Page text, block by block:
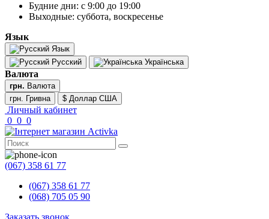
Будние дни: с 9:00 до 19:00
Выходные: суббота, воскресенье
Язык
Язык
Русский
Українська
Валюта
грн. Валюта
грн. Гривна
$ Доллар США
Личный кабинет
0 0 0
(067) 358 61 77
(067) 358 61 77
(068) 705 05 90
Заказать звонок